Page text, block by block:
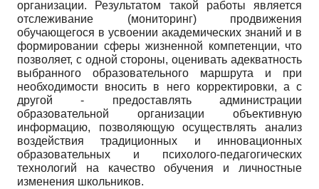
организации. Результатом такой работы является
отслеживание (мониторинг) продвижения
обучающегося в усвоении академических знаний и в
формировании сферы жизненной компетенции, что
позволяет, с одной стороны, оценивать адекватность
выбранного образовательного маршрута и при
необходимости вносить в него корректировки, а с
другой - предоставлять администрации
образовательной организации объективную
информацию, позволяющую осуществлять анализ
воздействия традиционных и инновационных
образовательных и психолого-педагогических
технологий на качество обучения и личностные
изменения школьников.